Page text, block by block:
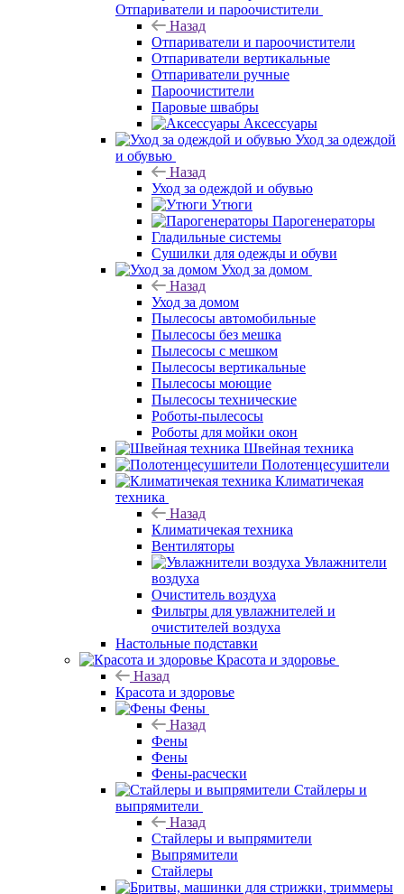
Отпариватели и пароочистители
Назад
Отпариватели и пароочистители
Отпариватели вертикальные
Отпариватели ручные
Пароочистители
Паровые швабры
Аксессуары
Уход за одеждой
и обувью
Назад
Уход за одеждой и обувью
Утюги
Парогенераторы
Гладильные системы
Сушилки для одежды и обуви
Уход за домом
Назад
Уход за домом
Пылесосы автомобильные
Пылесосы без мешка
Пылесосы с мешком
Пылесосы вертикальные
Пылесосы моющие
Пылесосы технические
Роботы-пылесосы
Роботы для мойки окон
Швейная техника
Полотенцесушители
Климатичекая
техника
Назад
Климатичекая техника
Вентиляторы
Увлажнители
воздуха
Очиститель воздуха
Фильтры для увлажнителей и
очистителей воздуха
Настольные подставки
Красота и здоровье
Назад
Красота и здоровье
Фены
Назад
Фены
Фены
Фены-расчески
Стайлеры и
выпрямители
Назад
Стайлеры и выпрямители
Выпрямители
Стайлеры